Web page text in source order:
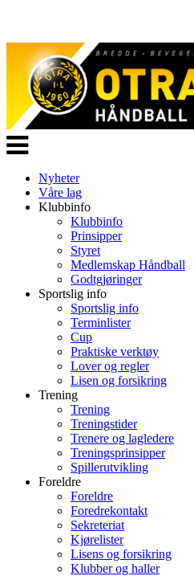
Veksle
navigasjon
Nyheter
Våre lag
Klubbinfo
Klubbinfo
Prinsipper
Styret
Medlemskap Håndball
Godtgjøringer
Sportslig info
Sportslig info
Terminlister
Cup
Praktiske verktøy
Lover og regler
Lisen og forsikring
Trening
Trening
Treningstider
Trenere og lagledere
Treningsprinsipper
Spillerutvikling
Foreldre
Foreldre
Foredrekontakt
Sekreteriat
Kjørelister
Lisens og forsikring
Klubber og haller